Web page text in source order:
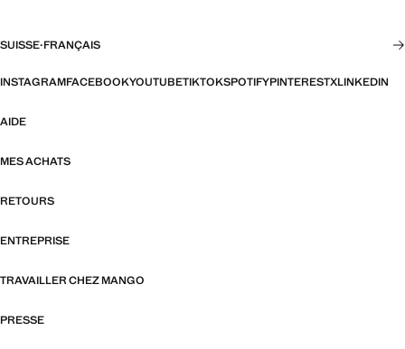
SUISSE·FRANÇAIS
INSTAGRAMFACEBOOKYOUTUBETIKTOKSPOTIFYPINTERESTXLINKEDIN
AIDE
MES ACHATS
RETOURS
ENTREPRISE
TRAVAILLER CHEZ MANGO
PRESSE